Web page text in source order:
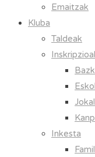
Emaitzak
Kluba
Taldeak
Inkesta